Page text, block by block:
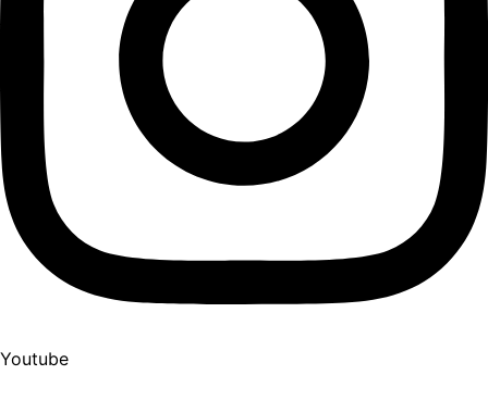
Youtube